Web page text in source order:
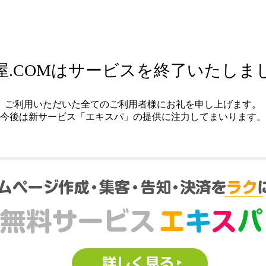
.COMはサービスを終了いたしま
ご利用いただいた全てのご利用者様にお礼を申し上げます。
今後は新サービス「エキスパ」の提供に注力してまいります。